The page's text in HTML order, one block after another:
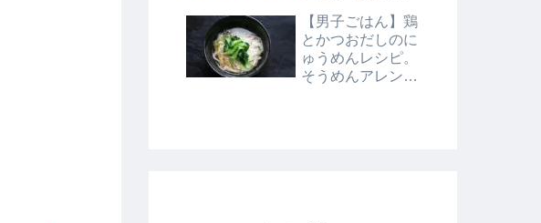
【男子ごはん】鶏
とかつおだしのに
ゅうめんレシピ。
そうめんアレンジ